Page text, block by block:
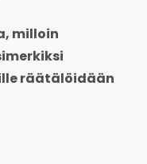
milloin
räätälöidään